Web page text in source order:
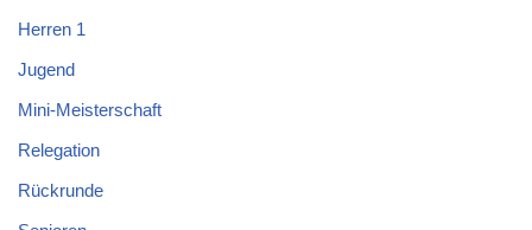
Herren 1
Jugend
Mini-Meisterschaft
Relegation
Rückrunde